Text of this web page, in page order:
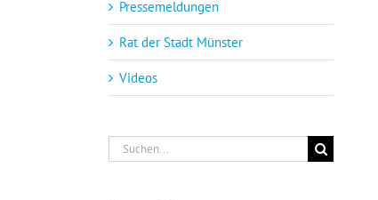
Pressemeldungen
Rat der Stadt Münster
Videos
Suche
nach: